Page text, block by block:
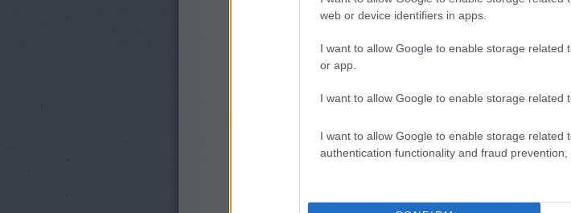
web or device identifiers in apps.
I want to allow Google to enable storage related
or app.
I want to allow Google to enable storage related
I want to allow Google to enable storage related
authentication functionality and fraud prevention,